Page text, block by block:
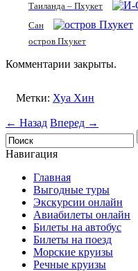
Таиланда – Пхукет
Сан
остров Пхукет
Комментарии закрыты.
Метки: Хуа Хин
← Назад Вперед →
Навигация
Главная
Выгодные туры
Экскурсии онлайн
Авиабилеты онлайн
Билеты на автобус
Билеты на поезд
Морские круизы
Речные круизы